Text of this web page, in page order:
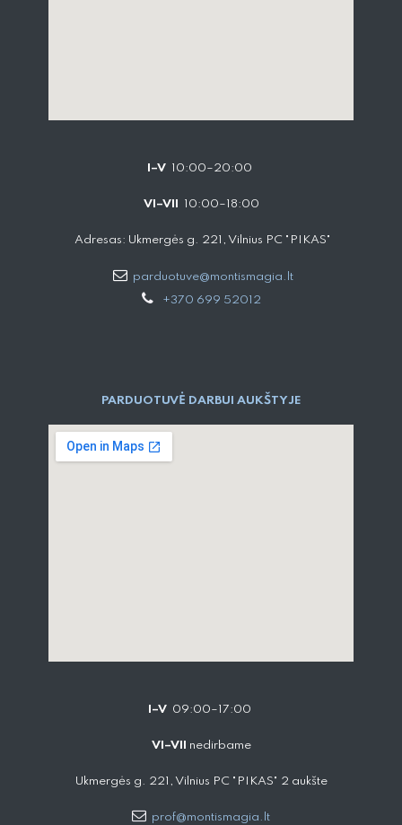
I–V 10:00–20:00
VI–VII 10:00–18:00
Adresas: Ukmergės g. 221, Vilnius PC "PIKAS"
parduotuve@montismagia.lt
+370 699 52012
PARDUOTUVĖ DARBUI AUKŠTYJE
I–V 09:00–17:00
VI–VII nedirbame
Ukmergės g. 221, Vilnius PC "PIKAS" 2 aukšte
prof@montismagia.lt